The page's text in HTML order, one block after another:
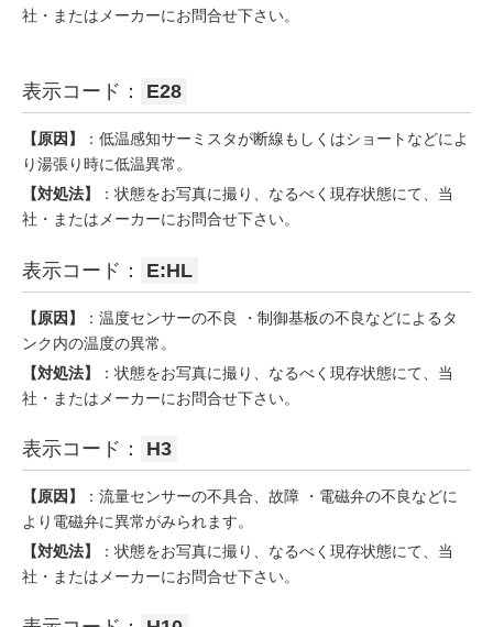
社・またはメーカーにお問合せ下さい。
表示コード： E28
【原因】
：低温感知サーミスタが断線もしくはショートなどによ
り湯張り時に低温異常。
【対処法】
：状態をお写真に撮り、なるべく現存状態にて、当
社・またはメーカーにお問合せ下さい。
表示コード： E:HL
【原因】
：温度センサーの不良 ・制御基板の不良などによるタ
ンク内の温度の異常。
【対処法】
：状態をお写真に撮り、なるべく現存状態にて、当
社・またはメーカーにお問合せ下さい。
表示コード： H3
【原因】
：流量センサーの不具合、故障 ・電磁弁の不良などに
より電磁弁に異常がみられます。
【対処法】
：状態をお写真に撮り、なるべく現存状態にて、当
社・またはメーカーにお問合せ下さい。